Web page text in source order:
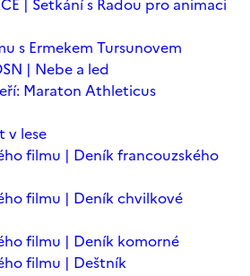
s Ermekem Tursunovem
| Nebe a led
Maraton Athleticus
v lese
filmu | Deník francouzského
filmu | Deník chvilkové
filmu | Deník komorné
filmu | Deštník